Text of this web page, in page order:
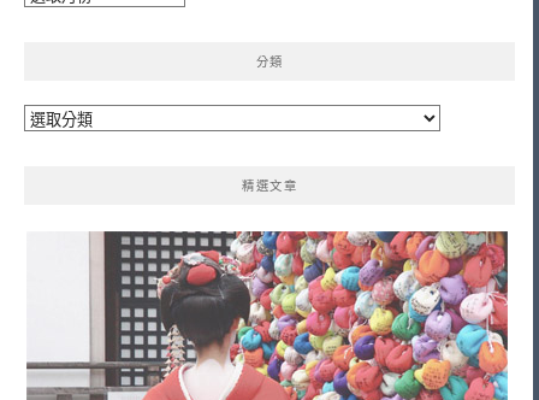
分類
分
精選文章